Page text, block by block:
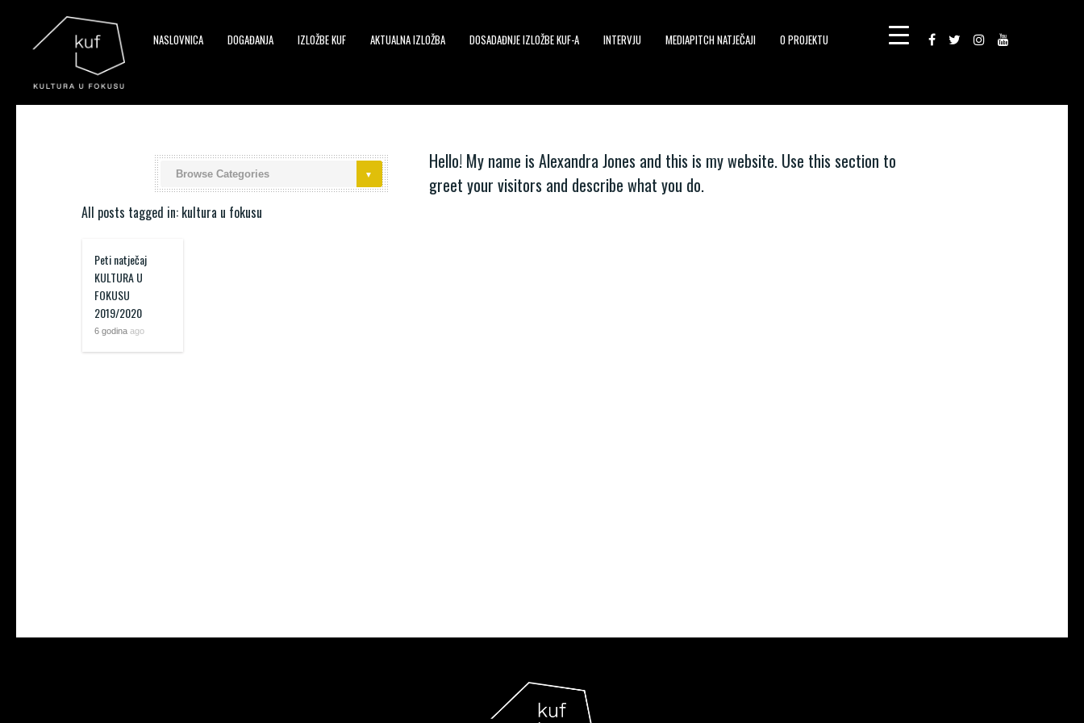
NASLOVNICA DOGAĐANJA IZLOŽBE KUF AKTUALNA IZLOŽBA DOSADAĐNJE IZLOŽBE KUF-A INTERVJU MEDIAPITCH NATJEČAJI O PROJEKTU
Hello! My name is Alexandra Jones and this is my website. Use this section to
greet your visitors and describe what you do.
All posts tagged in: kultura u fokusu
Peti natječaj
KULTURA U
FOKUSU
2019/2020
6 godina ago